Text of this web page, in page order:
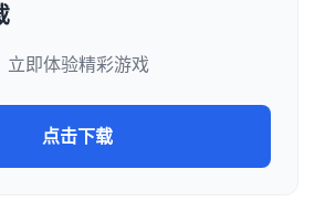
立即体验精彩游戏
点击下载